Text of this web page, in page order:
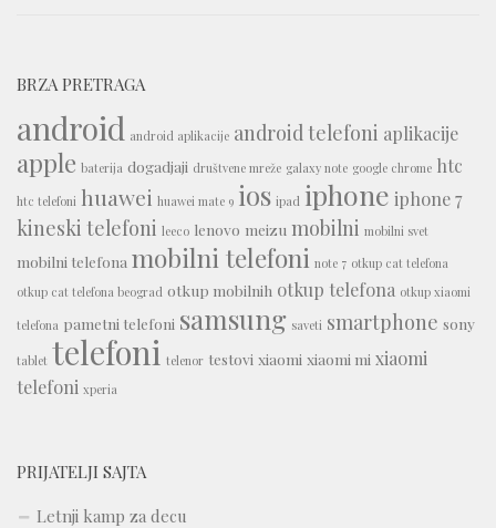
BRZA PRETRAGA
android android aplikacije android telefoni aplikacije
apple baterija dogadjaji društvene mreže galaxy note google chrome htc
htc telefoni huawei huawei mate 9 ios ipad iphone iphone 7
kineski telefoni leeco lenovo meizu mobilni mobilni svet
mobilni telefona mobilni telefoni note 7 otkup cat telefona
otkup cat telefona beograd otkup mobilnih otkup telefona otkup xiaomi
telefona pametni telefoni samsung saveti smartphone sony
tablet telefoni telenor testovi xiaomi xiaomi mi xiaomi
telefoni xperia
PRIJATELJI SAJTA
Letnji kamp za decu